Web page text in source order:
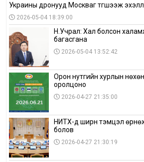
Украины дронууд Москваг түгшээж
2026-05-04 18:39:00
Н.Учрал: Хал болсон
багасгана
2026-05-04 13:52:42
Орон нутгийн хурлын
оролцоно
2026-04-27 21:35:00
НИТХ-д ширүүн тэмцэл
болов
2026-04-27 21:30:19